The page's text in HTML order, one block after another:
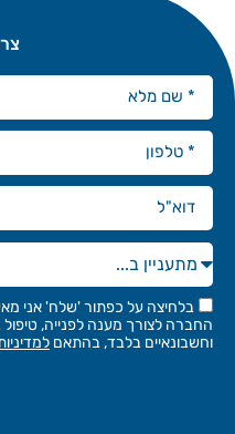
בלחיצה על כפתור 'שלח' אני
החברה לצורך מענה לפנייה, טיפול
וחשבונאיים בלבד, בהתאם